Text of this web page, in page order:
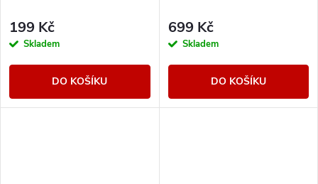
199 Kč
Skladem
DO KOŠÍKU
699 Kč
Skladem
DO KOŠÍKU